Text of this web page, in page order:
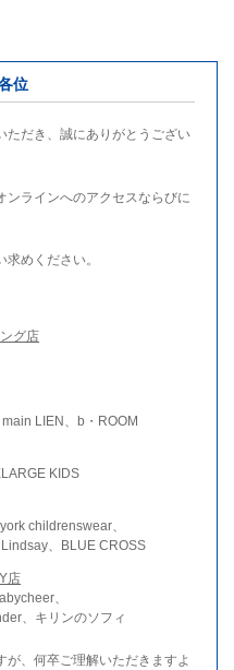
位
ただき、誠にありがとうござい
ンラインへのアクセスならびに
めください。
グ店
LIEN、b・ROOM
KIDS
childrenswear、
、BLUE CROSS
店
、
、キリンのソフィ
、何卒ご理解いただきますよ